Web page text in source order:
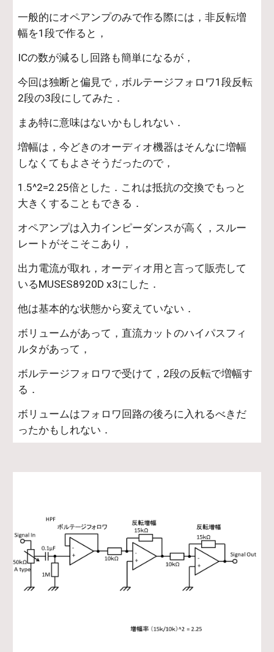
一般的にオペアンプのみで作る際には，非反転増
幅を1段で作ると，
ICの数が減るし回路も簡単になるが，
今回は独断と偏見で，ボルテージフォロワ1段反転
2段の3段にしてみた．
まあ特に意味はないかもしれない．
増幅は，今どきのオーディオ機器はそんなに増幅
しなくてもよさそうだったので，
1.5^2=2.25倍とした．これは抵抗の交換でもっと
大きくすることもできる．
オペアンプは入力インピーダンスが高く，スルー
レートがそこそこあり，
出力電流が取れ，オーディオ用と言って販売して
いるMUSES8920D x3にした．
他は基本的な状態から変えていない．
ボリュームがあって，直流カットのハイパスフィ
ルタがあって，
ボルテージフォロワで受けて，2段の反転で増幅す
る．
ボリュームはフォロワ回路の後ろに入れるべきだ
ったかもしれない．